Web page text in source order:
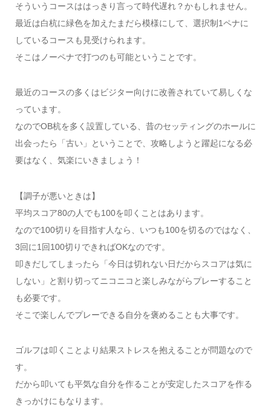
そういうコースははっきり言って時代遅れ？かもしれません。
最近は白杭に緑色を加えたまだら模様にして、選択制1ペナに
しているコースも見受けられます。
そこはノーペナで打つのも可能ということです。
最近のコースの多くはビジター向けに改善されていて易しくな
っています。
なのでOB杭を多く設置している、昔のセッティングのホールに
出会ったら「古い」ということで、攻略しようと躍起になる必
要はなく、気楽にいきましょう！
【調子が悪いときは】
平均スコア80の人でも100を叩くことはあります。
なので100切りを目指す人なら、いつも100を切るのではなく、
3回に1回100切りできればOKなのです。
叩きだしてしまったら「今日は切れない日だからスコアは気に
しない」と割り切ってニコニコと楽しみながらプレーすること
も必要です。
そこで楽しんでプレーできる自分を褒めることも大事です。
ゴルフは叩くことより結果ストレスを抱えることが問題なので
す。
だから叩いても平気な自分を作ることが安定したスコアを作る
きっかけにもなります。